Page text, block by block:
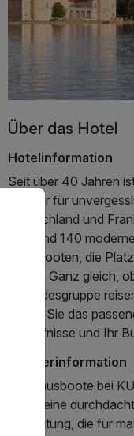
Über das Hotel
Hotelinformation
Seit über 40 Jahren
Partner für
Deutschland und
aus rund 140
Hausbooten, die
bieten. Ganz gleich,
Freundesgruppe
finden Sie das
Bedürfnisse und Ihr
Zimmerinformation
Die Hausboote bei
Ihnen eine
Einrichtung, die für